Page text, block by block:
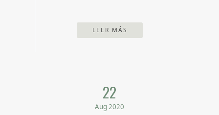
LEER MÁS
22
Aug 2020